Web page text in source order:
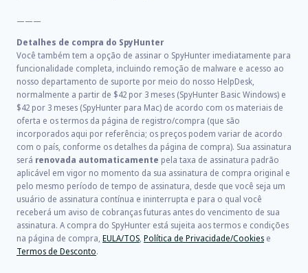
———
Detalhes de compra do SpyHunter
Você também tem a opção de assinar o SpyHunter imediatamente para
funcionalidade completa, incluindo remoção de malware e acesso ao
nosso departamento de suporte por meio do nosso HelpDesk,
normalmente a partir de $42 por 3 meses (SpyHunter Basic Windows) e
$42 por 3 meses (SpyHunter para Mac) de acordo com os materiais de
oferta e os termos da página de registro/compra (que são
incorporados aqui por referência; os preços podem variar de acordo
com o país, conforme os detalhes da página de compra). Sua assinatura
será renovada automaticamente pela taxa de assinatura padrão
aplicável em vigor no momento da sua assinatura de compra original e
pelo mesmo período de tempo de assinatura, desde que você seja um
usuário de assinatura contínua e ininterrupta e para o qual você
receberá um aviso de cobranças futuras antes do vencimento de sua
assinatura. A compra do SpyHunter está sujeita aos termos e condições
na página de compra, EULA/TOS, Política de Privacidade/Cookies e
Termos de Desconto.